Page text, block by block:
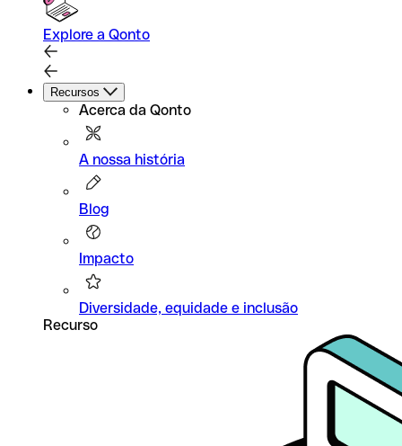
Explore a Qonto
Recursos
Acerca da Qonto
A nossa história
Blog
Impacto
Diversidade, equidade e inclusão
Recurso